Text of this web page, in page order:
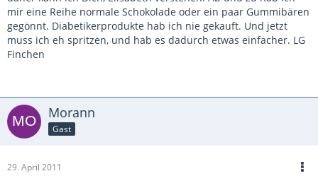
mir eine Reihe normale Schokolade oder ein paar Gummibären
gegönnt. Diabetikerprodukte hab ich nie gekauft. Und jetzt
muss ich eh spritzen, und hab es dadurch etwas einfacher. LG
Finchen
Morann
Gast
29. April 2011